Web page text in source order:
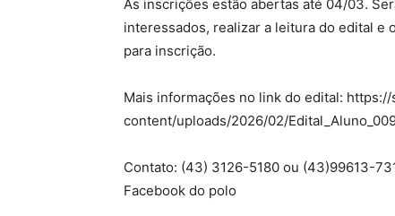
As inscrições estão abertas até 04/03.
interessados, realizar a leitura do edital e
para inscrição.
Mais informações no link do edital:
content/uploads/2026/02/
Contato: (43) 3126-5180 ou (43)99613-
Facebook do polo